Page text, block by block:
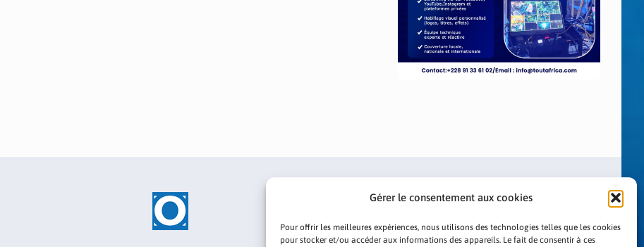
Gérer le consentement aux cookies
Pour offrir les meilleures expériences, nous utilisons des technologies telles que les cookies
pour stocker et/ou accéder aux informations des appareils. Le fait de consentir à ces